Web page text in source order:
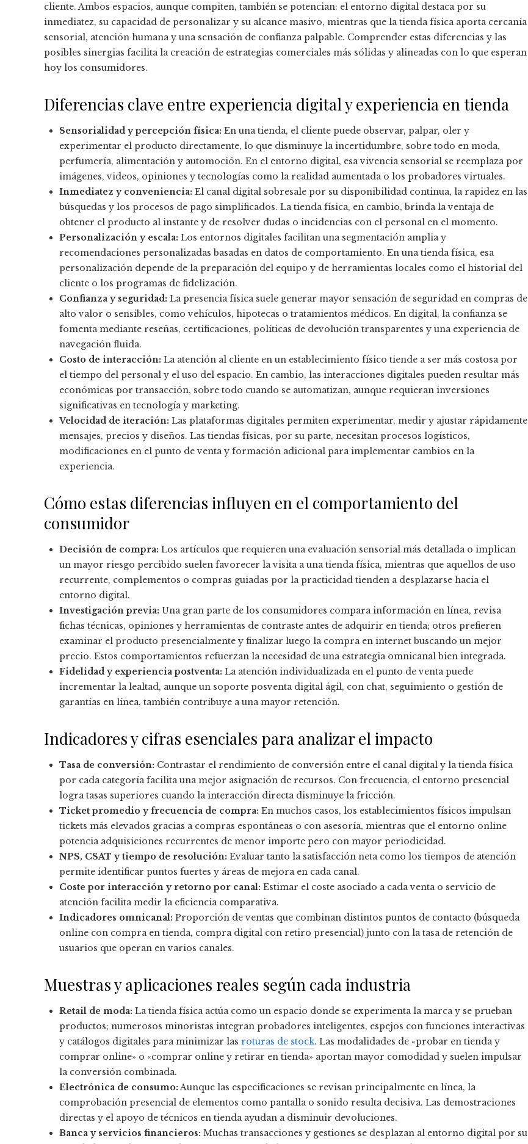
cliente. Ambos espacios, aunque compiten, también se potencian: el entorno digital destaca por su
inmediatez, su capacidad de personalizar y su alcance masivo, mientras que la tienda física aporta cercanía
sensorial, atención humana y una sensación de confianza palpable. Comprender estas diferencias y las
posibles sinergias facilita la creación de estrategias comerciales más sólidas y alineadas con lo que esperan
hoy los consumidores.
Diferencias clave entre experiencia digital y experiencia en tienda
Sensorialidad y percepción física: En una tienda, el cliente puede observar, palpar, oler y
experimentar el producto directamente, lo que disminuye la incertidumbre, sobre todo en moda,
perfumería, alimentación y automoción. En el entorno digital, esa vivencia sensorial se reemplaza por
imágenes, videos, opiniones y tecnologías como la realidad aumentada o los probadores virtuales.
Inmediatez y conveniencia: El canal digital sobresale por su disponibilidad continua, la rapidez en las
búsquedas y los procesos de pago simplificados. La tienda física, en cambio, brinda la ventaja de
obtener el producto al instante y de resolver dudas o incidencias con el personal en el momento.
Personalización y escala: Los entornos digitales facilitan una segmentación amplia y
recomendaciones personalizadas basadas en datos de comportamiento. En una tienda física, esa
personalización depende de la preparación del equipo y de herramientas locales como el historial del
cliente o los programas de fidelización.
Confianza y seguridad: La presencia física suele generar mayor sensación de seguridad en compras de
alto valor o sensibles, como vehículos, hipotecas o tratamientos médicos. En digital, la confianza se
fomenta mediante reseñas, certificaciones, políticas de devolución transparentes y una experiencia de
navegación fluida.
Costo de interacción: La atención al cliente en un establecimiento físico tiende a ser más costosa por
el tiempo del personal y el uso del espacio. En cambio, las interacciones digitales pueden resultar más
económicas por transacción, sobre todo cuando se automatizan, aunque requieran inversiones
significativas en tecnología y marketing.
Velocidad de iteración: Las plataformas digitales permiten experimentar, medir y ajustar rápidamente
mensajes, precios y diseños. Las tiendas físicas, por su parte, necesitan procesos logísticos,
modificaciones en el punto de venta y formación adicional para implementar cambios en la
experiencia.
Cómo estas diferencias influyen en el comportamiento del
consumidor
Decisión de compra: Los artículos que requieren una evaluación sensorial más detallada o implican
un mayor riesgo percibido suelen favorecer la visita a una tienda física, mientras que aquellos de uso
recurrente, complementos o compras guiadas por la practicidad tienden a desplazarse hacia el
entorno digital.
Investigación previa: Una gran parte de los consumidores compara información en línea, revisa
fichas técnicas, opiniones y herramientas de contraste antes de adquirir en tienda; otros prefieren
examinar el producto presencialmente y finalizar luego la compra en internet buscando un mejor
precio. Estos comportamientos refuerzan la necesidad de una estrategia omnicanal bien integrada.
Fidelidad y experiencia postventa: La atención individualizada en el punto de venta puede
incrementar la lealtad, aunque un soporte posventa digital ágil, con chat, seguimiento o gestión de
garantías en línea, también contribuye a una mayor retención.
Indicadores y cifras esenciales para analizar el impacto
Tasa de conversión: Contrastar el rendimiento de conversión entre el canal digital y la tienda física
por cada categoría facilita una mejor asignación de recursos. Con frecuencia, el entorno presencial
logra tasas superiores cuando la interacción directa disminuye la fricción.
Ticket promedio y frecuencia de compra: En muchos casos, los establecimientos físicos impulsan
tickets más elevados gracias a compras espontáneas o con asesoría, mientras que el entorno online
potencia adquisiciones recurrentes de menor importe pero con mayor periodicidad.
NPS, CSAT y tiempo de resolución: Evaluar tanto la satisfacción neta como los tiempos de atención
permite identificar puntos fuertes y áreas de mejora en cada canal.
Coste por interacción y retorno por canal: Estimar el coste asociado a cada venta o servicio de
atención facilita medir la eficiencia comparativa.
Indicadores omnicanal: Proporción de ventas que combinan distintos puntos de contacto (búsqueda
online con compra en tienda, compra digital con retiro presencial) junto con la tasa de retención de
usuarios que operan en varios canales.
Muestras y aplicaciones reales según cada industria
Retail de moda: La tienda física actúa como un espacio donde se experimenta la marca y se prueban
productos; numerosos minoristas integran probadores inteligentes, espejos con funciones interactivas
y catálogos digitales para minimizar las roturas de stock. Las modalidades de «probar en tienda y
comprar online» o «comprar online y retirar en tienda» aportan mayor comodidad y suelen impulsar
la conversión combinada.
Electrónica de consumo:Aunque las especificaciones se revisan principalmente en línea, la
comprobación presencial de elementos como pantalla o sonido resulta decisiva. Las demostraciones
directas y el apoyo de técnicos en tienda ayudan a disminuir devoluciones.
Banca y servicios financieros: Muchas transacciones y gestiones se desplazan al entorno digital por su